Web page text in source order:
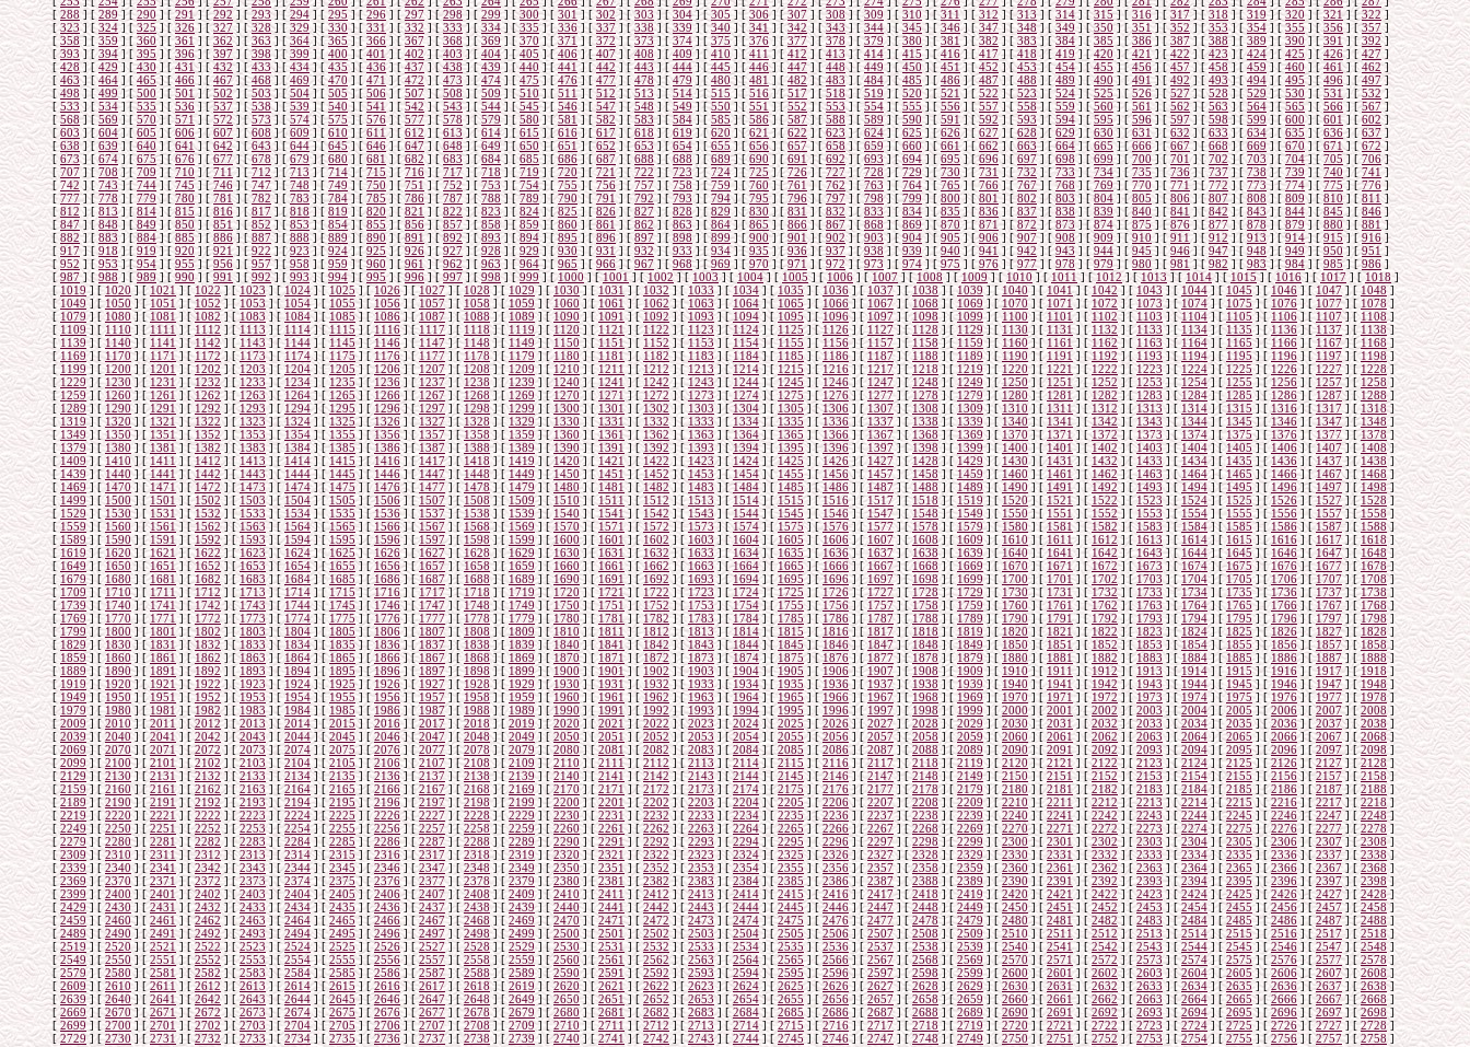
[288 ] [ 289] [290 ] [ 291] [292 ] [ 293] [294 ] [ 295] [296] [297 ] [298] [ 299 ] [300] [ 301 ] [302] [303 ] [ 304] [305 ] [ 306] [307 ] [ 308] [309 ] [ 310] [311] [312 ] [313] [ 314 ] [315] [ 316 ] [317] [318 ] [ 319] [320 ] [ 321] [322 ]
[323] [ 324 ] [325 ] [326 ] [327] [328] [ 329 ] [330 ] [ 331] [332 ] [ 333] [ 334] [335] [ 336 ] [ 337 ] [338] [ 339 ] [340 ] [341 ] [342 ] [343] [ 344] [345 ] [ 346] [347 ] [ 348] [ 349] [350] [ 351 ] [ 352 ] [353] [ 354 ] [355 ] [356 ] [357]
[ 358] [ 359] [ 360] [361 ] [ 362] [ 363 ] [364] [365] [366 ] [367 ] [ 368 ] [369] [ 370 ] [371 ] [372] [ 373] [ 374] [ 375] [376 ] [ 377] [ 378 ] [379] [380] [381 ] [382 ] [ 383 ] [384] [ 385 ] [386 ] [387] [ 388] [ 389] [ 390] [391 ] [ 392]
[393 ] [394] [ 395 ] [396] [ 397 ] [398 ] [399 ] [ 400] [401] [ 402] [403 ] [ 404] [ 405 ] [ 406] [407 ] [408 ] [409] [ 410 ] [411] [ 412 ] [413 ] [414 ] [ 415] [416] [ 417] [418 ] [ 419] [ 420 ] [ 421] [422 ] [423 ] [424] [ 425 ] [426] [ 427 ]
[428] [ 429] [430] [ 431] [ 432] [433] [ 434 ] [435] [436] [437 ] [438] [439 ] [440 ] [ 441 ] [442 ] [443] [ 444] [445] [ 446] [ 447] [448] [ 449 ] [450] [451] [452 ] [453] [454 ] [455 ] [ 456] [457 ] [458] [ 459] [460] [ 461] [ 462]
[ 463] [ 464 ] [465] [466 ] [ 467] [468] [469] [470 ] [ 471 ] [472 ] [ 473 ] [474 ] [475] [476] [ 477] [ 478] [ 479 ] [480] [481 ] [ 482] [483] [484] [485 ] [ 486 ] [487 ] [ 488 ] [489 ] [490] [491] [ 492] [ 493] [ 494 ] [495] [496 ] [ 497]
[498] [ 499 ] [ 500 ] [501 ] [502] [503] [504 ] [ 505] [ 506] [ 507 ] [ 508 ] [509 ] [510] [ 511] [512] [513] [ 514] [ 515 ] [516] [517] [518] [519 ] [ 520] [ 521 ] [ 522 ] [ 523 ] [524 ] [525] [ 526] [527] [528] [ 529 ] [ 530 ] [531 ] [532]
[ 533 ] [ 534] [535 ] [536 ] [537] [ 538] [539 ] [ 540 ] [541 ] [542 ] [ 543] [ 544] [545] [ 546 ] [ 547 ] [ 548 ] [ 549] [550 ] [551 ] [552 ] [ 553] [554 ] [ 555 ] [556 ] [557 ] [ 558] [ 559] [560] [ 561 ] [ 562 ] [ 563 ] [ 564] [565 ] [566 ] [567]
[568] [569 ] [ 570] [571] [ 572] [573 ] [574] [575 ] [ 576 ] [577 ] [578 ] [579 ] [ 580 ] [581] [ 582] [583] [584 ] [ 585] [586] [ 587] [588 ] [589] [590 ] [ 591 ] [592 ] [593 ] [594 ] [ 595 ] [596] [ 597] [598] [599 ] [ 600] [601] [ 602]
[603 ] [ 604] [ 605 ] [606] [ 607 ] [608 ] [ 609] [ 610 ] [611] [612 ] [613 ] [ 614] [ 615 ] [616] [ 617 ] [618 ] [ 619] [ 620 ] [621] [ 622 ] [623 ] [ 624] [ 625 ] [626] [627 ] [628] [ 629] [ 630 ] [631] [ 632 ] [633 ] [ 634] [ 635 ] [636] [ 637 ]
[638] [639] [640 ] [641] [ 642] [ 643 ] [644] [645] [646] [ 647] [648] [649 ] [650 ] [651 ] [652 ] [653] [654] [655] [656] [ 657] [ 658 ] [659] [660] [661] [ 662] [663] [664 ] [665 ] [666 ] [667 ] [668] [669] [670 ] [671] [ 672]
[ 673] [674 ] [675] [676] [ 677 ] [678] [679] [680 ] [ 681 ] [682] [683] [ 684 ] [685 ] [686] [ 687] [ 688] [688 ] [689] [690] [ 691 ] [692] [693] [694 ] [ 695] [696] [697] [ 698 ] [699 ] [700] [ 701] [ 702] [703 ] [704] [705] [ 706 ]
[ 707 ] [ 708 ] [ 709 ] [ 710 ] [711] [712 ] [713 ] [714] [ 715 ] [ 716 ] [717 ] [718 ] [ 719] [ 720] [721] [ 722 ] [ 723 ] [ 724 ] [ 725 ] [726] [727] [728 ] [729] [ 730] [ 731 ] [732 ] [733 ] [ 734] [ 735] [736] [ 737 ] [ 738 ] [ 739 ] [ 740 ] [741]
[ 742 ] [ 743] [744 ] [ 745] [746] [ 747 ] [748 ] [ 749 ] [750 ] [751 ] [752] [ 753 ] [ 754] [ 755 ] [ 756] [ 757 ] [ 758] [759 ] [ 760] [761 ] [ 762 ] [763 ] [ 764] [765 ] [766 ] [767] [ 768 ] [ 769] [ 770 ] [ 771] [ 772 ] [ 773] [774 ] [ 775] [776]
[777] [778 ] [ 779] [780] [ 781] [782] [ 783] [784] [ 785] [786 ] [787 ] [788] [789 ] [790] [791 ] [792] [793 ] [ 794] [795] [ 796] [797] [ 798] [799] [ 800] [801 ] [802 ] [803] [804 ] [805] [806] [807] [808 ] [ 809] [810] [ 811]
[812 ] [ 813] [ 814 ] [815 ] [ 816 ] [817 ] [ 818] [ 819 ] [820] [821 ] [ 822 ] [ 823] [ 824 ] [825] [ 826 ] [827 ] [ 828] [ 829 ] [830] [ 831 ] [832 ] [ 833] [ 834 ] [835] [836 ] [ 837] [ 838] [ 839 ] [840] [ 841 ] [842 ] [ 843] [ 844 ] [845 ] [ 846 ]
[ 847] [848] [849] [850] [ 851 ] [ 852 ] [853] [854] [855 ] [856] [857] [858 ] [ 859 ] [860 ] [861] [ 862] [863] [864] [865] [ 866] [ 867 ] [868] [869] [870 ] [871 ] [872] [873 ] [ 874 ] [875 ] [876] [ 877] [878] [879] [880] [ 881 ]
[ 882] [ 883 ] [884] [885] [ 886] [887] [888] [889 ] [ 890 ] [891 ] [892] [893] [894 ] [895] [ 896] [ 897] [ 898 ] [899] [900] [ 901] [902] [903] [904 ] [ 905] [906 ] [907] [908] [909 ] [910] [ 911 ] [ 912] [ 913 ] [914] [915] [ 916]
[ 917] [ 918 ] [ 919] [ 920 ] [ 921 ] [922 ] [923] [924 ] [ 925 ] [926 ] [927 ] [928 ] [ 929 ] [930] [ 931] [ 932] [ 933 ] [ 934] [ 935 ] [ 936 ] [937 ] [938] [939 ] [ 940 ] [941 ] [942 ] [943 ] [ 944 ] [945] [ 946] [ 947] [ 948 ] [ 949] [ 950 ] [ 951 ]
[ 952 ] [ 953] [954] [ 955] [956 ] [ 957] [958 ] [ 959 ] [960 ] [961 ] [962] [ 963 ] [964] [ 965 ] [ 966] [ 967] [ 968] [969] [ 970] [971 ] [ 972] [973 ] [ 974] [975 ] [976 ] [977] [ 978 ] [979] [ 980 ] [ 981] [ 982 ] [ 983] [984] [ 985] [986 ]
[987] [988 ] [989] [990] [991 ] [992] [ 993] [994] [ 995] [996 ] [997] [998] [999 ] [1000] [1001] [1002 ] [ 1003] [1004] [ 1005] [1006 ] [ 1007] [1008 ] [1009] [1010 ] [1011] [1012] [1013] [ 1014] [1015] [ 1016] [ 1017 ] [1018]
[ 1019] [1020 ] [ 1021 ] [1022] [1023] [ 1024] [ 1025] [1026] [1027 ] [ 1028 ] [ 1029] [ 1030] [ 1031 ] [ 1032 ] [ 1033 ] [1034] [ 1035 ] [ 1036] [ 1037] [1038 ] [ 1039 ] [ 1040] [ 1041] [ 1042 ] [ 1043 ] [ 1044 ] [ 1045 ] [ 1046 ] [ 1047 ] [ 1048]
[1049 ] [ 1050 ] [ 1051 ] [1052] [ 1053] [ 1054 ] [ 1055] [1056 ] [1057] [ 1058 ] [1059 ] [1060 ] [ 1061 ] [ 1062] [1063] [ 1064 ] [ 1065 ] [ 1066] [1067 ] [1068 ] [ 1069 ] [1070] [1071 ] [ 1072 ] [ 1073] [1074] [ 1075 ] [ 1076 ] [ 1077] [ 1078 ]
[ 1079] [ 1080 ] [1081] [1082 ] [1083 ] [ 1084] [1085] [1086] [1087 ] [1088] [ 1089 ] [ 1090] [ 1091 ] [1092 ] [1093 ] [ 1094 ] [1095] [1096] [1097] [1098] [1099] [ 1100] [1101] [ 1102] [1103 ] [1104] [ 1105 ] [1106] [ 1107] [ 1108 ]
[ 1109] [ 1110] [1111 ] [1112 ] [1113 ] [ 1114] [1115] [ 1116] [1117 ] [1118] [ 1119] [1120] [1121] [1122 ] [1123 ] [1124] [ 1125] [1126] [ 1127] [ 1128 ] [ 1129] [ 1130 ] [1131] [1132] [1133 ] [ 1134] [1135] [ 1136] [1137] [ 1138]
[1139 ] [1140] [ 1141 ] [1142] [1143] [1144 ] [1145] [1146] [ 1147] [1148 ] [ 1149] [1150 ] [1151] [ 1152 ] [1153] [ 1154] [1155 ] [1156] [1157] [ 1158] [1159] [ 1160] [ 1161 ] [1162] [ 1163 ] [1164] [ 1165] [1166 ] [ 1167] [1168 ]
[1169 ] [ 1170] [1171] [1172] [1173 ] [ 1174] [1175] [ 1176] [1177 ] [1178] [ 1179 ] [1180] [1181] [ 1182 ] [ 1183] [ 1184] [ 1185] [1186] [1187] [1188 ] [1189] [ 1190 ] [1191 ] [1192] [ 1193 ] [ 1194] [ 1195] [ 1196 ] [1197 ] [1198 ]
[ 1199 ] [1200 ] [ 1201 ] [1202 ] [1203] [1204] [1205] [ 1206] [1207] [ 1208] [ 1209] [ 1210] [ 1211 ] [ 1212 ] [ 1213 ] [1214] [1215 ] [1216] [ 1217] [1218] [ 1219] [ 1220 ] [1221 ] [ 1222 ] [1223 ] [ 1224] [1225 ] [1226] [1227 ] [ 1228]
[1229 ] [ 1230 ] [ 1231 ] [1232] [ 1233] [1234 ] [ 1235] [1236 ] [ 1237] [ 1238 ] [1239 ] [1240 ] [ 1241 ] [ 1242] [1243] [ 1244 ] [1245 ] [1246] [1247 ] [1248] [ 1249 ] [1250] [1251 ] [ 1252 ] [ 1253] [1254] [ 1255 ] [1256 ] [1257] [ 1258 ]
[1259] [1260 ] [1261 ] [1262] [1263] [1264] [1265] [1266] [1267] [1268] [ 1269 ] [1270] [ 1271 ] [1272 ] [1273] [1274] [ 1275] [ 1276] [1277] [ 1278] [1279] [ 1280] [1281] [ 1282] [1283 ] [1284] [1285 ] [ 1286] [ 1287] [ 1288]
[ 1289] [ 1290] [1291 ] [ 1292 ] [1293 ] [ 1294] [1295 ] [ 1296] [1297 ] [1298] [ 1299] [ 1300] [ 1301] [1302 ] [ 1303 ] [1304 ] [ 1305] [1306 ] [ 1307] [1308 ] [ 1309] [ 1310 ] [1311] [ 1312] [1313 ] [ 1314] [1315 ] [ 1316] [1317 ] [ 1318]
[1319] [1320] [ 1321 ] [1322 ] [ 1323] [ 1324 ] [1325] [1326 ] [1327 ] [ 1328] [ 1329] [1330] [1331] [ 1332 ] [ 1333] [ 1334] [1335 ] [1336] [1337 ] [1338 ] [ 1339] [ 1340] [1341] [1342 ] [1343 ] [ 1344] [ 1345] [1346] [1347 ] [1348 ]
[ 1349 ] [ 1350] [ 1351] [ 1352 ] [1353 ] [1354 ] [1355 ] [1356] [1357] [1358 ] [ 1359 ] [ 1360] [1361] [ 1362 ] [ 1363 ] [ 1364] [1365 ] [1366 ] [1367] [1368] [1369] [ 1370] [ 1371 ] [1372] [ 1373 ] [ 1374 ] [ 1375] [1376 ] [ 1377 ] [1378 ]
[ 1379] [ 1380 ] [1381 ] [1382] [1383 ] [ 1384] [1385] [1386] [1387 ] [ 1388] [ 1389] [ 1390] [ 1391 ] [1392] [1393 ] [1394 ] [ 1395] [1396] [ 1397] [1398 ] [ 1399] [ 1400] [ 1401] [ 1402 ] [1403 ] [1404 ] [1405 ] [ 1406] [1407] [ 1408]
[1409] [ 1410] [ 1411 ] [1412] [1413 ] [1414] [ 1415] [1416] [1417] [ 1418 ] [ 1419 ] [1420] [ 1421 ] [ 1422 ] [1423] [ 1424 ] [1425 ] [1426] [1427] [1428] [ 1429 ] [ 1430] [1431] [ 1432 ] [ 1433 ] [1434] [ 1435 ] [1436 ] [1437] [ 1438 ]
[1439 ] [1440 ] [1441 ] [1442] [ 1443] [1444] [1445] [ 1446] [1447] [1448] [1449 ] [1450 ] [1451 ] [1452 ] [1453] [ 1454] [ 1455] [ 1456] [ 1457 ] [1458] [1459] [1460 ] [1461 ] [1462] [1463] [1464] [1465] [ 1466] [ 1467] [ 1468]
[ 1469] [ 1470] [1471] [1472 ] [1473 ] [ 1474] [1475] [ 1476] [1477 ] [1478] [1479] [1480 ] [ 1481 ] [1482] [1483] [1484 ] [ 1485] [1486] [ 1487] [1488 ] [1489] [ 1490 ] [1491] [ 1492] [ 1493] [1494] [1495 ] [ 1496] [1497] [ 1498]
[ 1499] [1500] [1501 ] [1502 ] [ 1503] [ 1504] [ 1505] [1506 ] [1507 ] [ 1508 ] [ 1509] [1510] [1511] [1512 ] [1513 ] [ 1514] [ 1515] [1516] [1517 ] [ 1518 ] [ 1519 ] [ 1520] [1521] [1522 ] [1523 ] [ 1524] [ 1525] [1526] [1527] [1528 ]
[ 1529 ] [1530] [ 1531 ] [1532 ] [1533 ] [1534 ] [ 1535 ] [1536] [ 1537] [1538 ] [ 1539] [ 1540 ] [1541] [ 1542 ] [1543 ] [ 1544] [1545 ] [ 1546] [1547] [ 1548] [1549 ] [ 1550] [ 1551 ] [ 1552] [ 1553 ] [1554 ] [ 1555] [1556 ] [ 1557] [1558 ]
[1559] [ 1560 ] [1561 ] [1562] [1563] [ 1564] [1565] [1566] [1567 ] [ 1568] [ 1569] [1570] [ 1571 ] [1572] [1573] [1574 ] [ 1575] [1576] [1577] [1578 ] [ 1579] [ 1580] [1581] [ 1582 ] [1583 ] [1584] [1585 ] [ 1586] [1587] [ 1588]
[1589] [ 1590 ] [ 1591 ] [1592] [1593 ] [1594] [ 1595] [ 1596] [1597] [ 1598 ] [ 1599 ] [1600] [ 1601 ] [ 1602 ] [ 1603] [ 1604 ] [1605 ] [1606] [ 1607] [1608] [ 1609 ] [ 1610 ] [1611] [ 1612 ] [ 1613 ] [ 1614] [ 1615 ] [ 1616 ] [1617 ] [ 1618 ]
[ 1619 ] [1620 ] [1621 ] [1622 ] [1623] [1624] [1625] [ 1626] [1627] [ 1628] [1629 ] [ 1630 ] [ 1631 ] [ 1632 ] [1633 ] [1634] [ 1635] [ 1636] [ 1637] [1638] [1639] [1640 ] [ 1641 ] [ 1642 ] [ 1643] [1644 ] [1645 ] [ 1646 ] [ 1647] [ 1648]
[ 1649] [ 1650 ] [1651] [1652 ] [1653 ] [ 1654] [1655] [1656] [1657 ] [1658] [ 1659] [1660] [ 1661 ] [1662 ] [1663] [1664 ] [1665] [1666] [1667] [1668 ] [1669] [ 1670] [1671] [ 1672] [1673 ] [1674] [1675 ] [1676] [1677] [ 1678]
[ 1679] [ 1680 ] [1681 ] [1682 ] [1683 ] [ 1684] [1685 ] [1686] [1687 ] [ 1688] [ 1689] [1690] [1691 ] [1692 ] [1693 ] [1694] [ 1695] [1696] [1697] [ 1698 ] [ 1699] [ 1700] [1701] [1702 ] [1703 ] [1704] [ 1705] [1706] [1707] [ 1708]
[ 1709] [1710] [ 1711 ] [1712 ] [1713 ] [1714 ] [1715 ] [1716] [ 1717] [1718 ] [ 1719] [ 1720] [1721] [ 1722 ] [1723 ] [1724] [1725 ] [1726] [1727] [ 1728] [1729] [ 1730] [ 1731 ] [1732] [ 1733 ] [1734 ] [1735] [1736 ] [ 1737] [1738]
[1739] [1740] [1741] [1742] [1743] [ 1744] [1745] [1746] [ 1747 ] [1748] [ 1749] [1750 ] [1751 ] [ 1752] [1753] [1754] [ 1755] [1756] [1757] [1758 ] [1759] [ 1760] [1761 ] [1762] [ 1763 ] [1764] [1765] [ 1766 ] [1767] [1768]
[ 1769] [1770 ] [ 1771 ] [1772] [1773] [ 1774] [ 1775] [1776] [1777 ] [ 1778 ] [ 1779] [ 1780] [ 1781 ] [ 1782 ] [ 1783 ] [1784] [ 1785 ] [ 1786] [ 1787] [1788 ] [ 1789 ] [ 1790] [ 1791] [ 1792 ] [ 1793 ] [ 1794 ] [ 1795 ] [ 1796 ] [ 1797 ] [ 1798]
[1799 ] [ 1800 ] [ 1801 ] [1802] [ 1803] [ 1804 ] [ 1805] [1806 ] [1807] [ 1808 ] [1809 ] [1810 ] [ 1811 ] [ 1812] [1813] [ 1814 ] [ 1815 ] [ 1816] [1817 ] [1818 ] [ 1819 ] [1820] [1821 ] [ 1822 ] [ 1823] [1824] [ 1825 ] [ 1826 ] [ 1827] [ 1828 ]
[ 1829] [ 1830 ] [1831] [1832 ] [1833 ] [ 1834] [1835] [1836] [1837 ] [1838] [ 1839 ] [ 1840] [ 1841 ] [1842 ] [1843 ] [ 1844 ] [1845] [1846] [1847] [1848] [1849] [ 1850] [1851] [ 1852] [1853 ] [1854] [ 1855 ] [1856] [ 1857] [ 1858 ]
[ 1859] [ 1860] [1861 ] [1862 ] [1863 ] [ 1864] [1865] [ 1866] [1867 ] [1868] [ 1869] [1870] [1871] [1872 ] [1873 ] [1874] [ 1875] [1876] [ 1877] [ 1878 ] [ 1879] [ 1880 ] [1881] [1882] [1883 ] [ 1884] [1885] [ 1886] [1887] [ 1888]
[1889 ] [1890] [ 1891 ] [1892] [1893] [1894 ] [1895] [1896] [ 1897] [1898 ] [ 1899] [1900 ] [1901] [ 1902 ] [1903] [ 1904] [1905 ] [1906] [1907] [ 1908] [1909] [ 1910] [ 1911 ] [1912] [ 1913 ] [1914] [ 1915] [1916 ] [ 1917] [1918 ]
[1919 ] [ 1920] [1921] [1922] [1923 ] [ 1924] [1925] [ 1926] [1927 ] [1928] [ 1929 ] [1930] [1931] [ 1932 ] [ 1933] [ 1934] [ 1935] [1936] [1937] [1938 ] [1939] [ 1940 ] [1941 ] [1942] [ 1943 ] [ 1944] [ 1945] [ 1946 ] [1947 ] [1948 ]
[ 1949 ] [1950 ] [ 1951 ] [1952 ] [1953] [1954] [1955] [ 1956] [1957] [ 1958] [ 1959] [ 1960] [ 1961 ] [ 1962 ] [ 1963 ] [1964] [1965 ] [1966] [ 1967] [1968] [ 1969] [ 1970 ] [1971 ] [ 1972 ] [1973 ] [ 1974] [1975 ] [1976] [1977 ] [ 1978]
[1979 ] [ 1980 ] [ 1981 ] [1982] [ 1983] [1984 ] [ 1985] [1986 ] [ 1987] [ 1988 ] [1989 ] [1990 ] [ 1991 ] [ 1992] [1993] [ 1994 ] [1995 ] [1996] [1997 ] [1998] [ 1999 ] [2000] [2001 ] [ 2002 ] [ 2003] [2004] [ 2005 ] [2006 ] [2007] [2008 ]
[2009] [2010 ] [2011 ] [2012] [2013] [2014] [2015] [2016] [2017] [2018] [ 2019 ] [2020] [2021 ] [2022 ] [2023] [2024] [2025] [2026] [2027] [2028] [2029] [ 2030] [2031] [ 2032] [2033 ] [2034] [2035 ] [ 2036] [ 2037] [2038]
[ 2039] [ 2040] [2041 ] [ 2042 ] [2043 ] [ 2044] [2045 ] [2046] [2047 ] [2048] [ 2049] [ 2050] [ 2051] [2052 ] [ 2053 ] [2054 ] [ 2055] [2056 ] [ 2057] [2058 ] [2059] [ 2060 ] [2061] [ 2062] [2063 ] [ 2064] [2065 ] [ 2066] [2067 ] [ 2068]
[2069] [2070] [ 2071 ] [2072 ] [ 2073] [ 2074 ] [2075] [2076 ] [2077 ] [2078] [ 2079] [2080] [2081] [ 2082 ] [2083] [ 2084] [2085 ] [2086] [2087 ] [2088 ] [ 2089] [ 2090] [2091] [2092 ] [2093 ] [ 2094] [ 2095] [2096] [2097 ] [2098 ]
[ 2099 ] [ 2100] [ 2101] [ 2102 ] [2103 ] [2104 ] [2105 ] [2106] [2107] [2108 ] [ 2109 ] [ 2110] [2111] [ 2112 ] [ 2113 ] [2114] [2115 ] [2116 ] [2117] [2118] [2119] [ 2120] [ 2121 ] [2122] [ 2123 ] [ 2124 ] [ 2125] [2126 ] [2127 ] [2128 ]
[2129] [ 2130 ] [2131 ] [2132] [2133 ] [ 2134] [2135] [2136] [2137 ] [ 2138] [2139] [ 2140] [ 2141 ] [2142] [2143 ] [2144 ] [ 2145] [2146] [2147] [2148 ] [ 2149] [ 2150] [ 2151] [ 2152 ] [2153 ] [2154 ] [2155 ] [ 2156] [2157] [ 2158]
[2159] [ 2160] [2161 ] [2162] [2163 ] [2164] [ 2165] [2166] [2167] [ 2168 ] [ 2169 ] [2170] [ 2171 ] [ 2172 ] [2173] [2174 ] [2175 ] [2176] [2177] [2178] [ 2179 ] [ 2180] [2181] [ 2182 ] [ 2183 ] [2184] [ 2185 ] [2186 ] [2187] [2188 ]
[2189 ] [2190 ] [2191 ] [2192] [2193] [2194] [2195] [ 2196] [2197] [2198] [2199 ] [2200 ] [2201 ] [2202 ] [2203] [ 2204] [2205] [2206] [ 2207 ] [2208] [2209] [2210 ] [2211 ] [2212] [2213] [2214] [2215] [ 2216] [ 2217] [ 2218]
[ 2219] [ 2220] [2221] [2222 ] [2223 ] [ 2224] [2225] [2226] [2227 ] [2228] [2229] [2230 ] [ 2231 ] [2232] [2233] [2234 ] [ 2235] [2236] [ 2237] [2238 ] [2239] [2240 ] [2241] [ 2242] [2243] [2244] [2245 ] [ 2246] [2247] [ 2248]
[ 2249] [2250] [2251 ] [2252 ] [ 2253] [ 2254] [ 2255] [2256 ] [2257 ] [2258 ] [ 2259] [2260] [2261] [2262 ] [2263 ] [ 2264] [ 2265] [2266] [2267 ] [2268 ] [ 2269 ] [ 2270] [2271] [2272 ] [2273 ] [2274] [ 2275] [2276] [2277] [2278 ]
[ 2279 ] [2280] [ 2281 ] [2282 ] [2283 ] [2284 ] [ 2285 ] [2286] [ 2287] [2288 ] [ 2289] [ 2290 ] [2291] [ 2292 ] [2293 ] [2294] [2295 ] [ 2296] [2297] [ 2298] [2299 ] [ 2300] [ 2301 ] [2302] [ 2303 ] [2304 ] [ 2305] [2306 ] [ 2307] [2308 ]
[2309] [2310 ] [2311 ] [2312] [2313] [ 2314] [2315] [2316] [2317 ] [ 2318] [2319] [2320] [ 2321 ] [2322] [2323] [2324 ] [ 2325] [2326] [2327] [2328 ] [ 2329] [ 2330] [2331] [ 2332 ] [2333 ] [2334] [2335 ] [ 2336] [2337] [2338]
[2339] [ 2340 ] [2341 ] [2342] [2343 ] [2344] [ 2345] [ 2346] [2347] [ 2348 ] [ 2349 ] [2350] [ 2351 ] [ 2352 ] [2353] [2354 ] [2355 ] [2356] [ 2357] [2358] [ 2359 ] [ 2360 ] [2361] [ 2362 ] [ 2363 ] [ 2364] [ 2365 ] [2366 ] [2367 ] [ 2368 ]
[ 2369 ] [2370 ] [2371 ] [2372 ] [2373] [2374] [2375] [ 2376] [2377] [ 2378] [2379 ] [ 2380 ] [2381 ] [2382 ] [2383 ] [2384] [2385] [2386] [ 2387] [2388] [2389] [2390 ] [ 2391 ] [ 2392 ] [ 2393] [2394 ] [2395 ] [ 2396 ] [ 2397] [ 2398]
[ 2399] [ 2400 ] [2401] [2402 ] [2403 ] [ 2404] [2405] [2406] [2407 ] [2408] [ 2409] [2410] [ 2411 ] [2412 ] [2413] [2414 ] [2415] [2416] [2417] [2418 ] [2419] [ 2420] [2421] [ 2422] [2423 ] [2424] [2425 ] [2426] [2427] [2428]
[ 2429] [ 2430 ] [2431 ] [2432 ] [2433 ] [ 2434] [2435 ] [2436] [2437 ] [ 2438] [ 2439] [2440] [2441 ] [2442 ] [2443 ] [2444] [ 2445] [2446] [2447] [2448 ] [ 2449] [ 2450] [2451] [2452 ] [2453 ] [2454] [2455] [2456] [2457] [2458]
[ 2459] [2460] [ 2461 ] [2462 ] [2463 ] [2464 ] [2465 ] [2466] [2467] [2468 ] [ 2469] [ 2470] [2471] [ 2472 ] [2473 ] [2474] [2475 ] [2476] [2477] [ 2478] [2479] [ 2480] [ 2481 ] [2482] [ 2483 ] [2484 ] [2485] [2486 ] [2487] [2488]
[2489] [2490] [2491] [2492] [2493] [ 2494] [2495] [2496] [ 2497 ] [2498] [2499] [2500 ] [2501 ] [2502] [2503] [2504] [ 2505] [2506] [2507] [2508 ] [2509] [ 2510] [2511 ] [2512] [ 2513 ] [2514] [2515] [ 2516 ] [2517] [2518]
[2519] [2520 ] [2521 ] [2522] [2523] [ 2524] [ 2525] [2526] [2527 ] [ 2528 ] [ 2529] [ 2530] [2531 ] [ 2532 ] [2533 ] [2534] [ 2535 ] [ 2536] [2537] [2538 ] [ 2539 ] [ 2540] [ 2541] [ 2542 ] [ 2543 ] [ 2544 ] [2545 ] [ 2546 ] [ 2547 ] [ 2548]
[2549 ] [2550 ] [ 2551 ] [2552] [ 2553] [2554 ] [ 2555] [2556 ] [2557] [ 2558 ] [2559 ] [2560 ] [ 2561 ] [ 2562] [2563] [ 2564 ] [ 2565 ] [ 2566] [2567 ] [2568 ] [ 2569 ] [2570] [2571 ] [ 2572 ] [ 2573] [2574] [ 2575 ] [ 2576 ] [ 2577] [2578 ]
[ 2579] [ 2580 ] [2581] [2582 ] [2583 ] [ 2584] [2585] [2586] [2587 ] [2588] [ 2589 ] [ 2590] [ 2591 ] [2592 ] [2593 ] [2594 ] [2595] [2596] [2597] [2598] [2599] [ 2600] [2601] [ 2602] [2603 ] [2604] [ 2605 ] [2606] [2607] [2608 ]
[ 2609] [ 2610] [2611 ] [2612 ] [2613 ] [ 2614] [2615] [2616] [2617 ] [2618] [ 2619] [2620] [2621] [2622 ] [2623 ] [2624] [ 2625] [2626] [ 2627] [2628 ] [2629] [ 2630 ] [2631] [2632] [2633 ] [2634] [2635] [ 2636] [2637] [ 2638]
[2639 ] [2640] [ 2641 ] [2642] [2643] [2644 ] [2645] [2646] [ 2647] [2648 ] [ 2649] [2650 ] [2651] [ 2652 ] [2653] [2654] [2655 ] [2656] [2657] [ 2658] [2659] [ 2660] [2661 ] [2662] [ 2663 ] [2664] [ 2665] [2666 ] [2667] [2668 ]
[2669 ] [ 2670] [2671] [2672] [2673 ] [ 2674] [2675] [ 2676] [2677 ] [2678] [ 2679 ] [2680] [2681] [2682 ] [2683] [2684] [ 2685] [2686] [2687] [2688 ] [2689] [ 2690 ] [2691 ] [2692] [ 2693 ] [ 2694] [ 2695] [ 2696 ] [2697 ] [2698 ]
[ 2699 ] [2700 ] [2701 ] [2702 ] [2703] [2704] [2705] [2706] [2707] [ 2708] [ 2709] [ 2710] [2711 ] [ 2712 ] [2713 ] [2714] [2715 ] [2716] [ 2717] [2718] [ 2719] [ 2720 ] [2721 ] [ 2722 ] [2723 ] [ 2724] [2725 ] [2726] [2727 ] [ 2728]
[2729 ] [2730 ] [ 2731 ] [2732] [ 2733] [2734 ] [ 2735] [2736 ] [ 2737] [ 2738 ] [2739 ] [2740 ] [ 2741 ] [ 2742] [2743] [ 2744 ] [2745 ] [2746] [2747 ] [2748] [ 2749 ] [2750] [2751 ] [ 2752 ] [ 2753] [2754] [ 2755 ] [2756 ] [2757] [2758 ]